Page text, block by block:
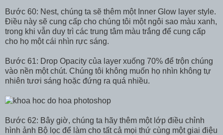
Bước 60: Nest, chúng ta sẽ thêm một Inner Glow layer style.
Điều này sẽ cung cấp cho chúng tôi một ngôi sao màu xanh,
trong khi vẫn duy trì các trung tâm màu trắng để cung cấp
cho họ một cái nhìn rực sáng.
Bước 61: Drop Opacity của layer xuống 70% để trộn chúng
vào nền một chút. Chúng tôi không muốn họ nhìn không tự
nhiên tươi sáng hoặc đứng ra quá nhiều.
Bước 62: Bây giờ, chúng ta hãy thêm một lớp điều chỉnh
hình ảnh Bộ lọc để làm cho tất cả mọi thứ cùng một giai điệu